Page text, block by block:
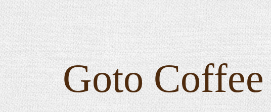
Goto Coffee